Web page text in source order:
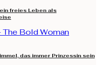
freies Leben als
das immer Prinzessin sein